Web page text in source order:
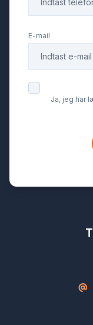
E-mail
Ja, jeg har